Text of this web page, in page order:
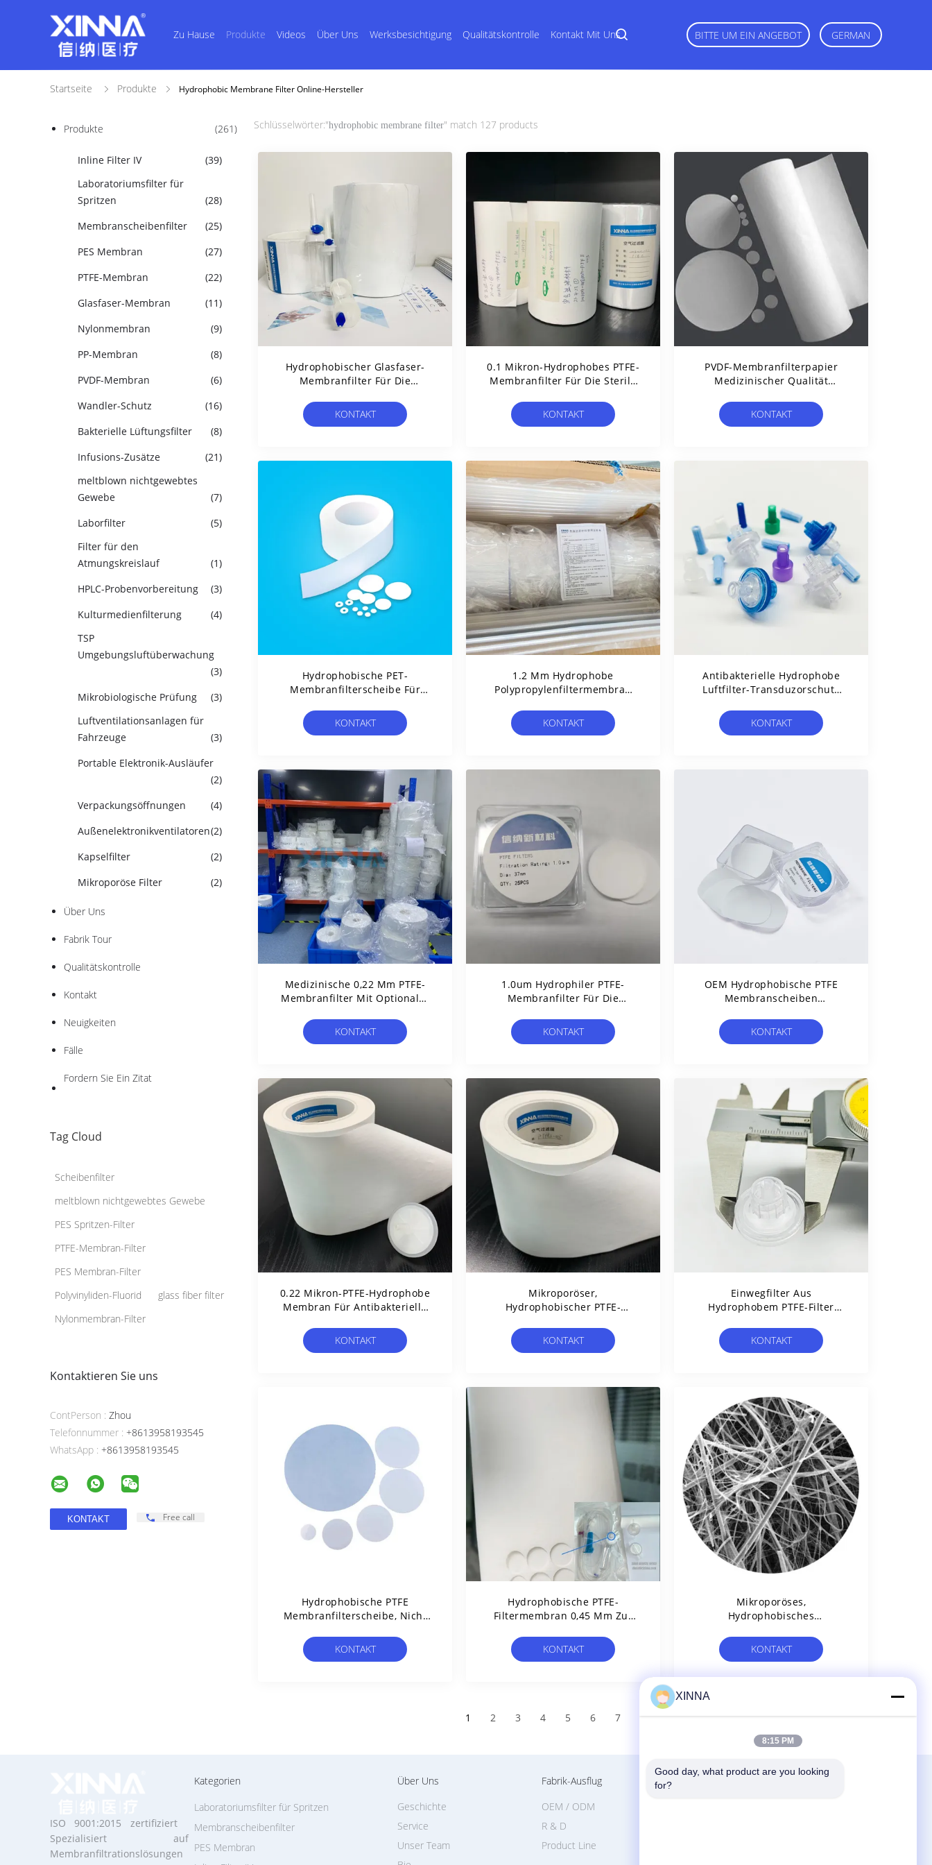
Zu Hause Produkte Videos Über Uns Werksbesichtigung Qualitätskontrolle Kontakt Mit Uns BITTE UM EIN ANGEBOT GERMAN
Startseite Produkte Hydrophobic Membrane Filter Online-Hersteller
Produkte (261)
Inline Filter IV
(39)
Laboratoriumsfilter für
Spritzen
(28)
Membranscheibenfilter
(25)
PES Membran
(27)
PTFE-Membran
(22)
Glasfaser-Membran
(11)
Nylonmembran
(9)
PP-Membran
(8)
PVDF-Membran
(6)
Wandler-Schutz
(16)
Bakterielle Lüftungsfilter
(8)
Infusions-Zusätze
(21)
meltblown nichtgewebtes
Gewebe
(7)
Laborfilter
(5)
Filter für den
Atmungskreislauf
(1)
HPLC-Probenvorbereitung
(3)
Kulturmedienfilterung
(4)
TSP
Umgebungsluftüberwachung
(3)
Mikrobiologische Prüfung
(3)
Luftventilationsanlagen für
Fahrzeuge
(3)
Portable Elektronik-Ausläufer
(2)
Verpackungsöffnungen
(4)
Außenelektronikventilatoren(2)
Kapselfilter
(2)
Mikroporöse Filter
(2)
Über Uns
Fabrik Tour
Qualitätskontrolle
Kontakt
Neuigkeiten
Fälle
Fordern Sie Ein Zitat
Tag Cloud
Scheibenfilter
meltblown nichtgewebtes Gewebe
PES Spritzen-Filter
PTFE-Membran-Filter
PES Membran-Filter
Polyvinyliden-Fluorid
glass fiber filter
Nylonmembran-Filter
Kontaktieren Sie uns
ContPerson : Zhou
Telefonnummer : +8613958193545
WhatsApp : +8613958193545
Free call
Schlüsselwörter:"hydrophobic membrane filter" match 127 products
Hydrophobischer Glasfaser-
Membranfilter Für Die
KONTAKT
0.1 Mikron-Hydrophobes PTFE-
Membranfilter Für Die Sterile
KONTAKT
PVDF-Membranfilterpapier
Medizinischer Qualität
Luftlüftung
KONTAKT
Hydrophobische PET-
Membranfilterscheibe Für
Porengröße Von 5 Μm
KONTAKT
1.2 Μm Hydrophobe
Polypropylenfiltermembran
KONTAKT
Antibakterielle Hydrophobe
Luftfilter-Transduzorschutz
KONTAKT
Medizinische 0,22 Μm PTFE-
Membranfilter Mit Optionaler
KONTAKT
1.0um Hydrophiler PTFE-
Membranfilter Für Die
KONTAKT
OEM Hydrophobische PTFE
Membranscheiben
0,45 Μm Filter
KONTAKT
0.22 Mikron-PTFE-Hydrophobe
Membran Für Antibakterielle
KONTAKT
Mikroporöser,
Hydrophobischer PTFE-
Schutzöffnungen Laminiert
KONTAKT
Einwegfilter Aus
Hydrophobem PTFE-Filter
Mit Luer-Schlössern
KONTAKT
Hydrophobische PTFE
Membranfilterscheibe, Nicht
KONTAKT
Hydrophobische PTFE-
Filtermembran 0,45 Μm Zur
KONTAKT
Mikroporöses,
Hydrophobisches
Gleichwertig Einer GVS-GF-
Membran
KONTAKT
1 2 3 4 5 6 7 8 >
ISO 9001:2015 zertifiziert
Spezialisiert auf
Membranfiltrationslösungen
Kategorien
Laboratoriumsfilter für Spritzen
Membranscheibenfilter
PES Membran
Über Uns
Geschichte
Service
Unser Team
Fabrik-Ausflug
Product Line
OEM / ODM
R & D
Kontakt
XINNA
8:15 PM
Good day, what product are you looking
for?